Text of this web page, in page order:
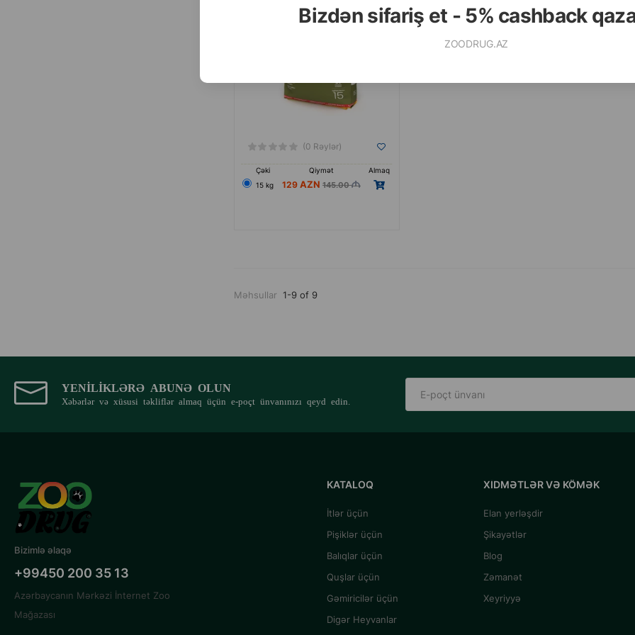
Bizdən sifariş et - 5% cashback
ZOODRUG.AZ
(0 Rəylər)
Çəki Qiymət
Almaq
15 kg
129 145.00
Məhsullar 1-9 of 9
YENILIKLƏRƏ ABUNƏ OLUN
Xəbərlər və xüsusi təkliflər almaq üçün e-poçt ünvanınızı qeyd edin.
Bizimlə əlaqə
+99450 200 35 13
Azərbaycanın Mərkəzi İnternet Zoo
Mağazası
KATALOQ
İtlər üçün
Pişiklər üçün
Balıqlar üçün
Quşlar üçün
Gəmiricilər üçün
Digər Heyvanlar
XIDMƏTLƏR VƏ KÖMƏK
Elan yerləşdir
Şikayətlər
Blog
Zəmanət
Xeyriyyə